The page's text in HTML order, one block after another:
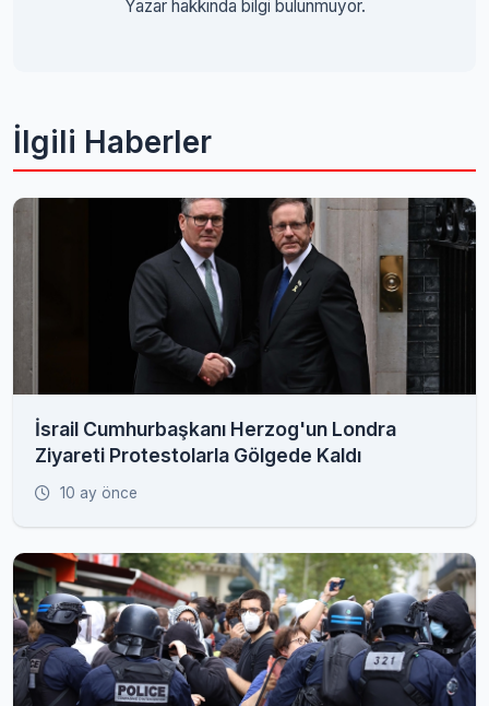
Yazar hakkında bilgi bulunmuyor.
İlgili Haberler
İsrail Cumhurbaşkanı Herzog'un Londra
Ziyareti Protestolarla Gölgede Kaldı
10 ay önce